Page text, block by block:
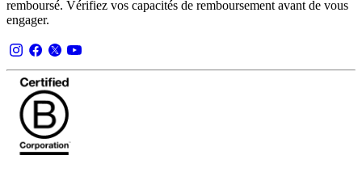
remboursé. Vérifiez vos capacités de remboursement avant de vous
engager.